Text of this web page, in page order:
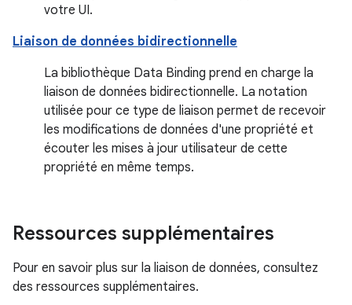
votre UI.
Liaison de données bidirectionnelle
La bibliothèque Data Binding prend en charge la
liaison de données bidirectionnelle. La notation
utilisée pour ce type de liaison permet de recevoir
les modifications de données d'une propriété et
écouter les mises à jour utilisateur de cette
propriété en même temps.
Ressources supplémentaires
Pour en savoir plus sur la liaison de données, consultez
des ressources supplémentaires.